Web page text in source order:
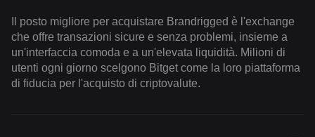
Il posto migliore per acquistare Brandrigged è l'exchange
che offre transazioni sicure e senza problemi, insieme a
un'interfaccia comoda e a un'elevata liquidità. Milioni di
utenti ogni giorno scelgono Bitget come la loro piattaforma
di fiducia per l'acquisto di criptovalute.